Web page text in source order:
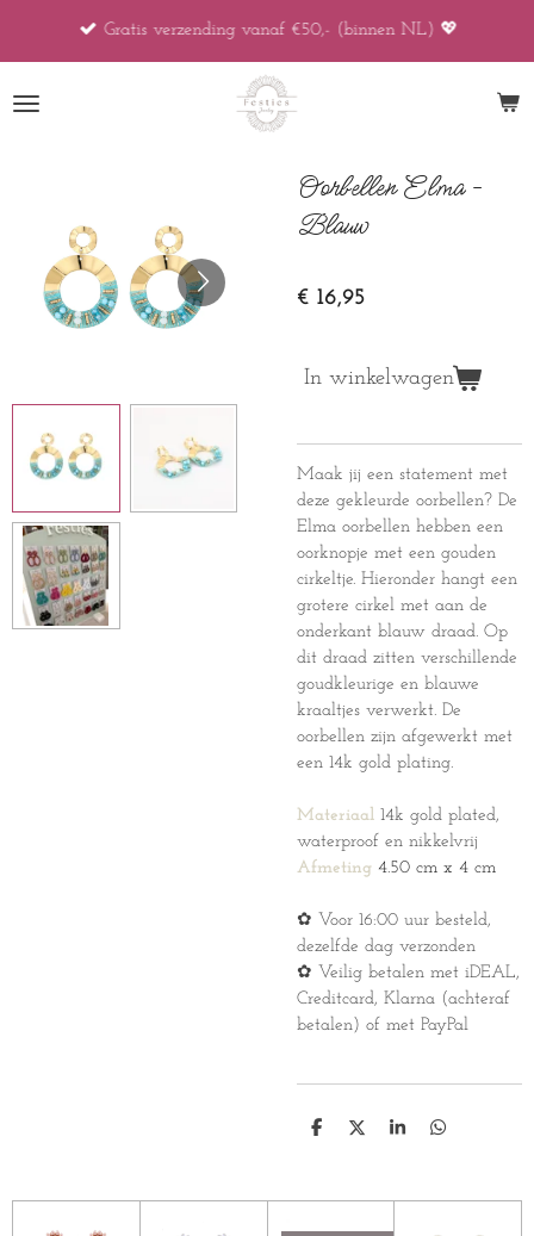
de
Gratis verzending vanaf €50,- (binnen NL) 💖
Oorbellen Elma -
Blauw
€ 16,95
In winkelwagen
Maak jij een statement met
deze gekleurde oorbellen? De
Elma oorbellen hebben een
oorknopje met een gouden
cirkeltje. Hieronder hangt een
grotere cirkel met aan de
onderkant blauw draad. Op
dit draad zitten verschillende
goudkleurige en blauwe
kraaltjes verwerkt. De
oorbellen zijn afgewerkt met
een 14k gold plating.
Materiaal 14k gold plated,
waterproof en nikkelvrij
Afmeting 4.50 cm x 4 cm
✿ Voor 16:00 uur besteld,
dezelfde dag verzonden
✿ Veilig betalen met iDEAL,
Creditcard, Klarna (achteraf
betalen) of met PayPal
D
n
D
S
e
D
n